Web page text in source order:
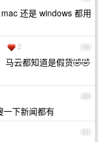
还是 windows 都用
19
2
马云都知道是假货🤣🤣
20
一下新闻都有
21